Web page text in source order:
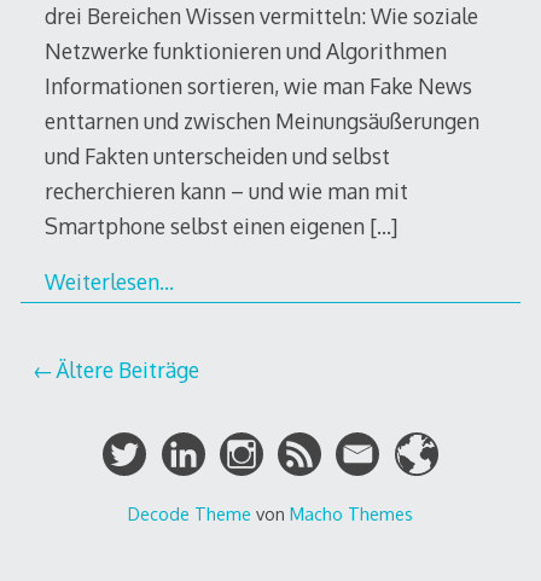
drei Bereichen Wissen vermitteln: Wie soziale
Netzwerke funktionieren und Algorithmen
Informationen sortieren, wie man Fake News
enttarnen und zwischen Meinungsäußerungen
und Fakten unterscheiden und selbst
recherchieren kann – und wie man mit
Smartphone selbst einen eigenen […]
Weiterlesen…
Beitragsnavigation
Ältere Beiträge
Decode Theme von Macho Themes